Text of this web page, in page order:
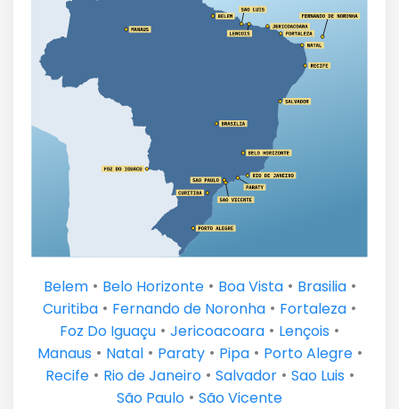
Belem• Belo Horizonte• Boa Vista• Brasilia•
Curitiba • Fernando de Noronha • Fortaleza •
Foz Do Iguaçu • Jericoacoara • Lençois •
Manaus • Natal• Paraty• Pipa• Porto Alegre•
Recife• Rio de Janeiro• Salvador• Sao Luis •
São Paulo • São Vicente